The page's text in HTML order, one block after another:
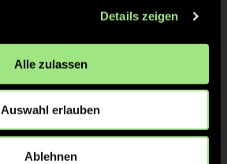
Details zeigen
Alle zulassen
Auswahl erlauben
Ablehnen